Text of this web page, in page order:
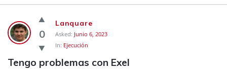
Rocketbot
Forum
Latest
Questions
0
Lanquare
Asked: Junio 6, 2023
In: Ejecución
Tengo problemas con Exel